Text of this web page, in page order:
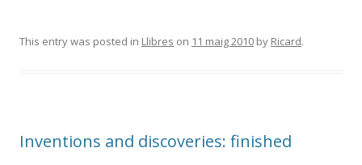
This entry was posted in Llibres on 11 maig 2010 by Ricard.
Inventions and discoveries: finished